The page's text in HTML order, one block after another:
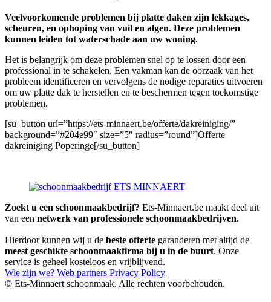
Veelvoorkomende problemen bij platte daken zijn lekkages,
scheuren, en ophoping van vuil en algen. Deze problemen
kunnen leiden tot waterschade aan uw woning.
Het is belangrijk om deze problemen snel op te lossen door een
professional in te schakelen. Een vakman kan de oorzaak van het
probleem identificeren en vervolgens de nodige reparaties uitvoeren
om uw platte dak te herstellen en te beschermen tegen toekomstige
problemen.
[su_button url=”https://ets-minnaert.be/offerte/dakreiniging/”
background=”#204e99″ size=”5″ radius=”round”]Offerte
dakreiniging Poperinge[/su_button]
Zoekt u een schoonmaakbedrijf? Ets-Minnaert.be maakt deel uit
van een netwerk van professionele schoonmaakbedrijven.
Hierdoor kunnen wij u de beste offerte garanderen met altijd de
meest geschikte schoonmaakfirma bij u in de buurt. Onze
service is geheel kosteloos en vrijblijvend.
Wie zijn we? Web partners Privacy Policy
© Ets-Minnaert schoonmaak. Alle rechten voorbehouden.